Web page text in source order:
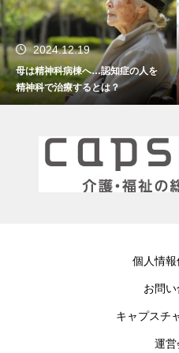
症の人を
2024.02.13
その78（最終話）人生
づく
個人情
お問
キャプスチ
運営